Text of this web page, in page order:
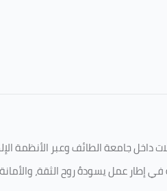
داخل جامعة الطائف وعبر
إطار عمل يسودهُ روح الثقة،